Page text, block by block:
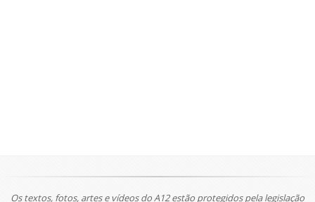
Os textos, fotos, artes e vídeos do A12 estão protegidos pela legislação